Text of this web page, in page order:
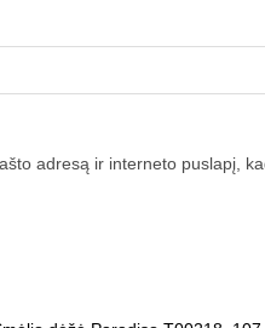
adresą ir interneto puslapį,